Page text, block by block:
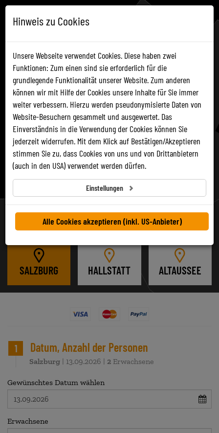
ONLINE TICKET
Jetzt unsere3Standorte
entdecken!
SALZWELTEN.AT
SALZBURG HALLSTATT ALTAUSSEE
1 Datum, Anzahl der Personen
Salzburg | 13.09.2026 | 2 Erwachsene
Gewünschtes Datum wählen
Erwachsene
Hinweis zu Cookies
Unsere Webseite verwendet Cookies. Diese haben zwei
Funktionen: Zum einen sind sie erforderlich für die
grundlegende Funktionalität unserer Website. Zum anderen
können wir mit Hilfe der Cookies unsere Inhalte für Sie immer
weiter verbessern. Hierzu werden pseudonymisierte Daten von
Website-Besuchern gesammelt und ausgewertet. Das
Einverständnis in die Verwendung der Cookies können Sie
jederzeit widerrufen. Mit dem Klick auf Bestätigen/Akzeptieren
stimmen Sie zu, dass Cookies von uns und von Drittanbietern
(auch in den USA) verwendet werden dürfen.
Einstellungen
Alle Cookies akzeptieren (inkl. US-Anbieter)